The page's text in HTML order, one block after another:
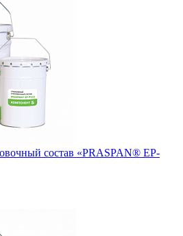
состав «PRASPAN® EP-